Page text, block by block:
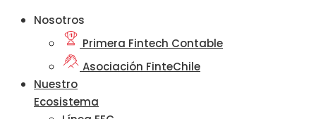
Nosotros
Primera Fintech Contable
Asociación FinteChile
Nuestro
Ecosistema